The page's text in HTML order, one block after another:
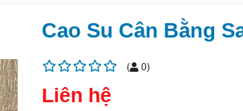
Cao Su Cân Bằng
( 0)
Liên hệ